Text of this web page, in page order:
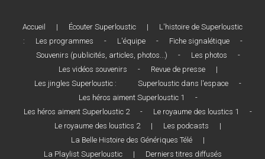
Accueil | Écouter Superloustic |
L'histoire de Superloustic
:
Les programmes - L'équipe - Fiche signalétique
-
Souvenirs (publicités, articles, photos...)
- Les photos
-
Les vidéos souvenirs
- Revue de presse
|
Les jingles Superloustic :
Superloustic dans l'espace
-
Les héros aiment Superloustic 1
-
Les héros aiment Superloustic 2
- Le royaume des loustics 1
-
Le royaume des loustics 2
| Les podcasts
|
La Belle Histoire des Génériques Télé
|
La Playlist Superloustic
| Derniers titres diffusés